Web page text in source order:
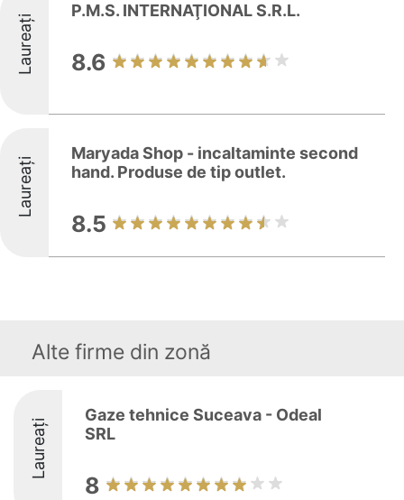
Laureați
P.M.S. INTERNAŢIONAL S.R.L.
8.6
Laureați
Maryada Shop - incaltaminte second
hand. Produse de tip outlet.
8.5
Alte firme din zonă
Laureați
Gaze tehnice Suceava - Odeal
SRL
8